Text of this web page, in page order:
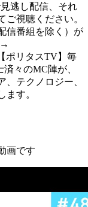
逃し配信、それ
ご視聴ください。
信番組を除く）が
→
ポリタスTV】毎
々のMC陣が、
テクノロジー、
ます。
画です